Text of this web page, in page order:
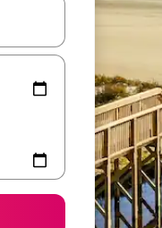
flèches vers le haut et